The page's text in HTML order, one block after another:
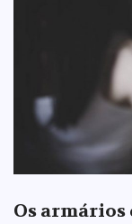
Os armários